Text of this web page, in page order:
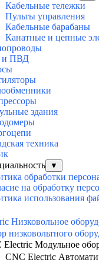
Кабельные тележки
Пульты управления
Кабельные барабаны
Канатные и цепные
и ПВД
здания
техника
▼
обработки
на обработку
использования
Низковольное
низковольтного
Electric Модульное
CNC Electric